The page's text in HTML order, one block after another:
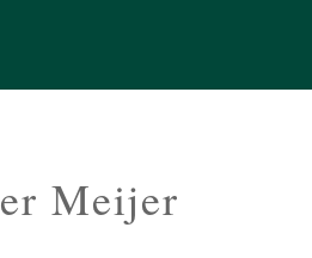
Meijer